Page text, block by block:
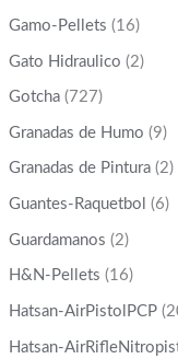
Gamo-Pellets (16)
Gato Hidraulico (2)
Gotcha (727)
Granadas de Humo (9)
Granadas de Pintura (2)
Guantes-Raquetbol (6)
Guardamanos (2)
H&N-Pellets (16)
Hatsan-AirPistolPCP
Hatsan-